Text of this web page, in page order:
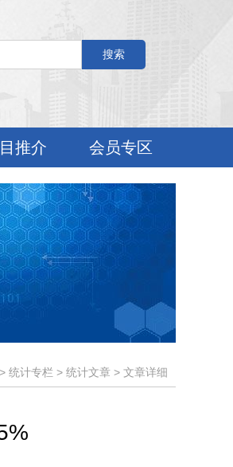
搜索
推介 会员专区
> 统计专栏 > 统计文章 > 文章详细